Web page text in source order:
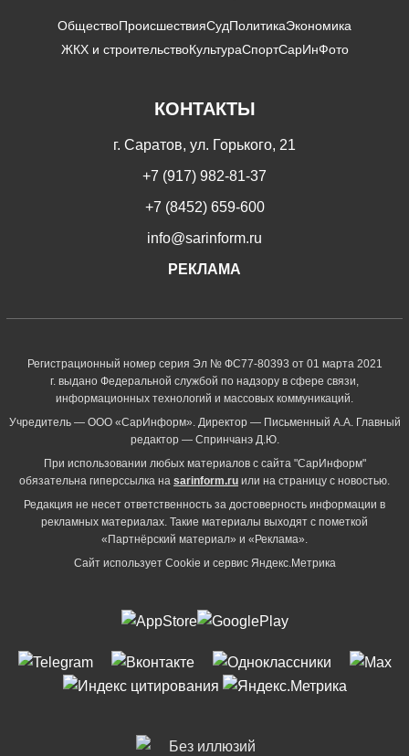
ОбществоПроисшествияСудПолитикаЭкономика
ЖКХ и строительствоКультураСпортСарИнФото
КОНТАКТЫ
г. Саратов, ул. Горького, 21
+7 (917) 982-81-37
+7 (8452) 659-600
info@sarinform.ru
РЕКЛАМА
Регистрационный номер серия Эл № ФС77-80393 от 01 марта 2021
г. выдано Федеральной службой по надзору в сфере связи,
информационных технологий и массовых коммуникаций.
Учредитель — ООО «СарИнформ». Директор — Письменный А.А. Главный
редактор — Спринчанэ Д.Ю.
При использовании любых материалов с сайта "СарИнформ"
обязательна гиперссылка на sarinform.ru или на страницу с новостью.
Редакция не несет ответственность за достоверность информации в
рекламных материалах. Такие материалы выходят с пометкой
«Партнёрский материал» и «Реклама».
Сайт использует Cookie и сервиc Яндекс.Метрика